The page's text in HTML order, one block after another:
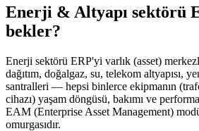
Enerji & Altyapı sektörü
bekler?
Enerji sektörü ERP'yi varlık (asset)
dağıtım, doğalgaz, su, telekom altyapısı,
santralleri — hepsi binlerce ekipmanın
cihazı) yaşam döngüsü, bakımı ve
EAM (Enterprise Asset Management)
omurgasıdır.